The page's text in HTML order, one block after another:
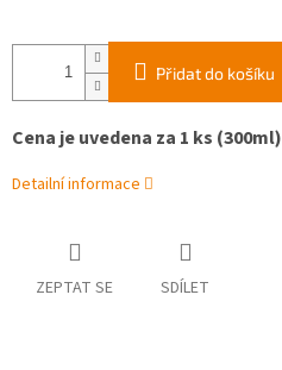
Přidat do košíku
Cena je uvedena za 1 ks (300ml)
Detailní informace
ZEPTAT SE SDÍLET